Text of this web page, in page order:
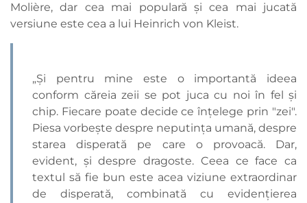
Molière, dar cea mai populară și cea mai jucată
versiune este cea a lui Heinrich von Kleist.
„Și pentru mine este o importantă ideea
conform căreia zeii se pot juca cu noi în fel și
chip. Fiecare poate decide ce înțelege prin "zei".
Piesa vorbește despre neputința umană, despre
starea disperată pe care o provoacă. Dar,
evident, și despre dragoste. Ceea ce face ca
textul să fie bun este acea viziune extraordinar
de disperată, combinată cu evidențierea